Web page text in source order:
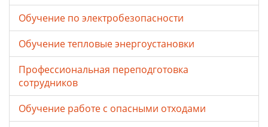
Обучение по электробезопасности
Обучение тепловые энергоустановки
Профессиональная переподготовка
сотрудников
Обучение работе с опасными отходами